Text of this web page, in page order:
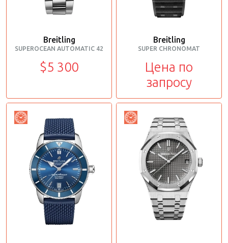
Breitling
SUPEROCEAN AUTOMATIC 42
$5 300
Breitling
SUPER CHRONOMAT
Цена по
запросу